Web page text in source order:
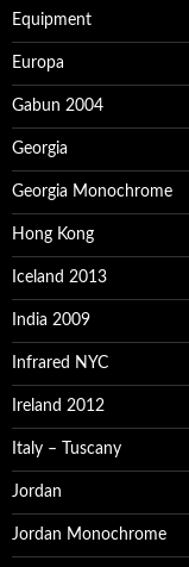
Equipment
Europa
Gabun 2004
Georgia
Georgia Monochrome
Hong Kong
Iceland 2013
India 2009
Infrared NYC
Ireland 2012
Italy – Tuscany
Jordan
Jordan Monochrome